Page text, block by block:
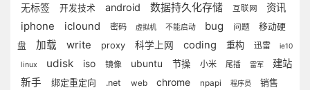
无标签 开发技术 android 数据持久化存储 互联网 资讯
iphone iclound 密码 虚拟机 不能启动 bug 问题
移动硬
盘
加载 write proxy 科学上网 coding 重构 迅雷 ie10
linux udisk iso 镜像 ubuntu 节操 小米 尾插 雷军 建站
新手 绑定重定向 .net web chrome npapi 程序员
销售